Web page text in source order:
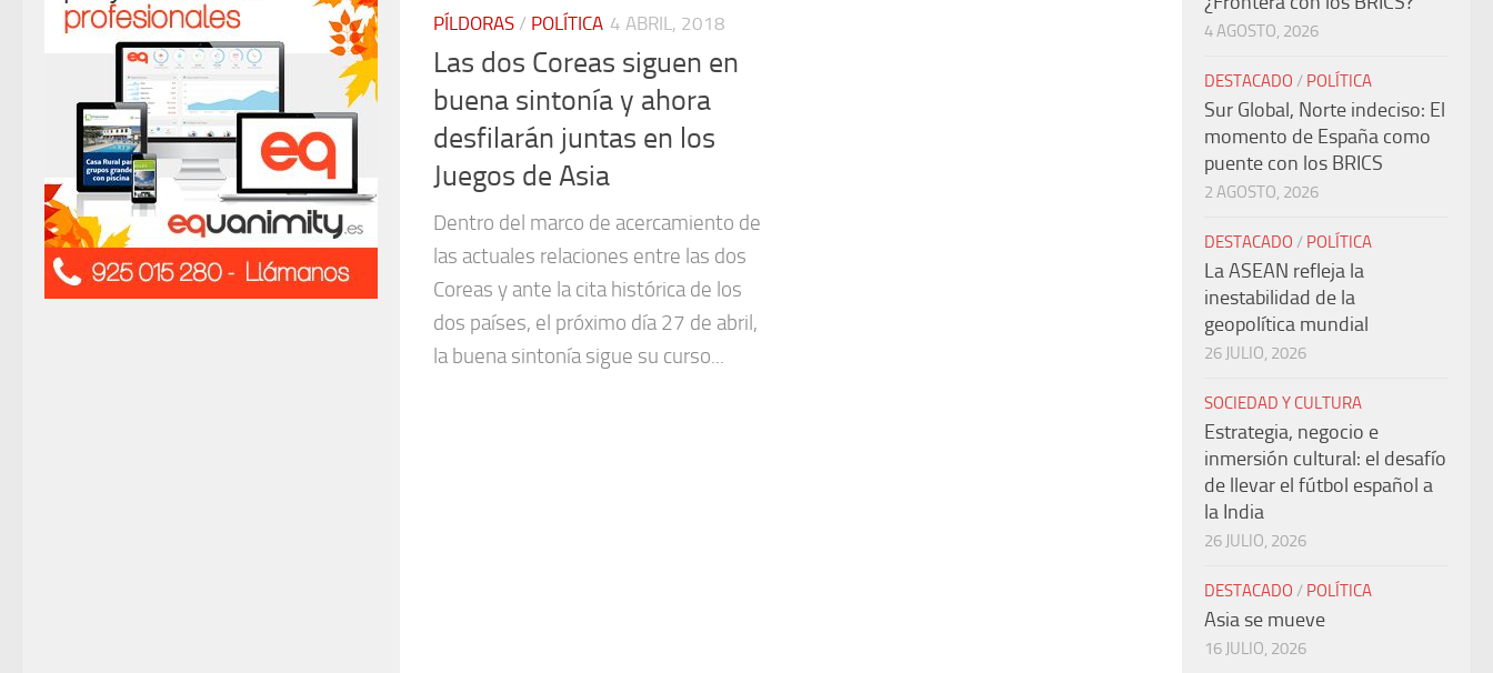
PÍLDORAS / POLÍTICA 4 ABRIL, 2018
Las dos Coreas siguen en
buena sintonía y ahora
desfilarán juntas en los
Juegos de Asia
Dentro del marco de acercamiento de
las actuales relaciones entre las dos
Coreas y ante la cita histórica de los
dos países, el próximo día 27 de abril,
la buena sintonía sigue su curso...
4 AGOSTO, 2026
DESTACADO / POLÍTICA
Sur Global, Norte indeciso: El
momento de España como
puente con los BRICS
2 AGOSTO, 2026
DESTACADO / POLÍTICA
La ASEAN refleja la
inestabilidad de la
geopolítica mundial
26 JULIO, 2026
SOCIEDAD Y CULTURA
Estrategia, negocio e
inmersión cultural: el desafío
de llevar el fútbol español a
la India
26 JULIO, 2026
DESTACADO / POLÍTICA
Asia se mueve
16 JULIO, 2026